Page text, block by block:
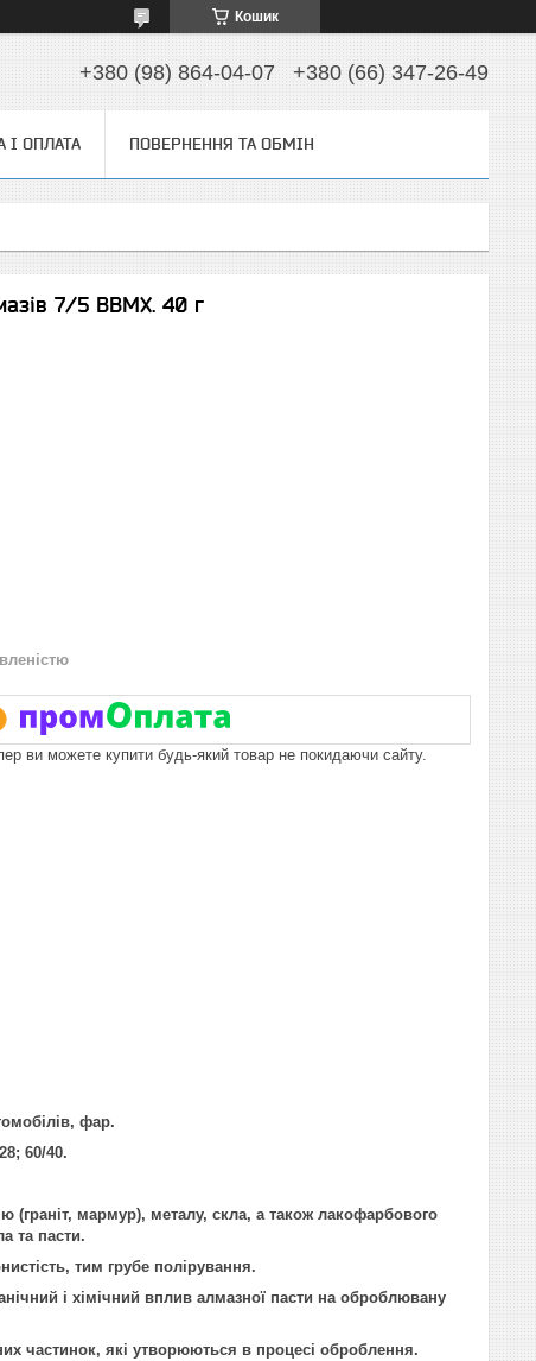
Кошик
+380 (98) 864-04-07 +380 (66) 347-26-49
І ОПЛАТА ПОВЕРНЕННЯ ТА ОБМІН
7/5 ВВМХ. 40 г
ви можете купити будь-який товар не покидаючи сайту.
фар.
60/40.
(граніт, мармур), металу, скла, а також лакофарбового
та пасти.
тим грубе полірування.
і хімічний вплив алмазної пасти на оброблювану
частинок, які утворюються в процесі оброблення.